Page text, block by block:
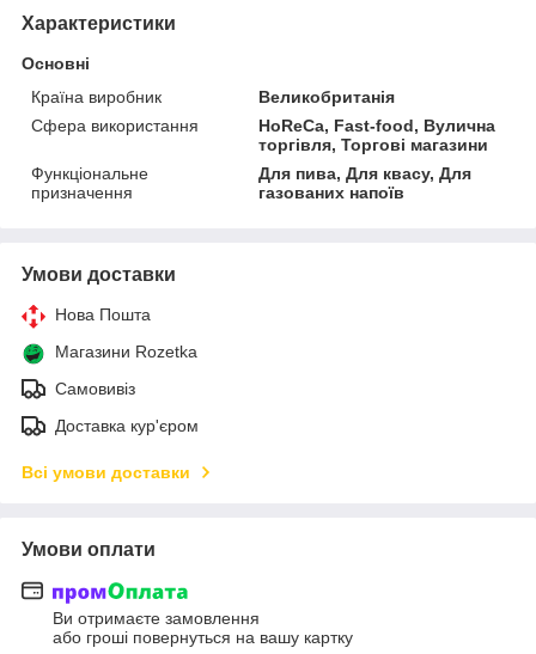
Характеристики
Основні
Країна виробник
Великобританія
Сфера використання
HoReCa, Fast-food, Вулична
торгівля, Торгові магазини
Функціональне
призначення
Для пива, Для квасу, Для
газованих напоїв
Умови доставки
Нова Пошта
Магазини Rozetka
Самовивіз
Доставка кур'єром
Всі умови доставки
Умови оплати
Ви отримаєте замовлення
або гроші повернуться на вашу картку